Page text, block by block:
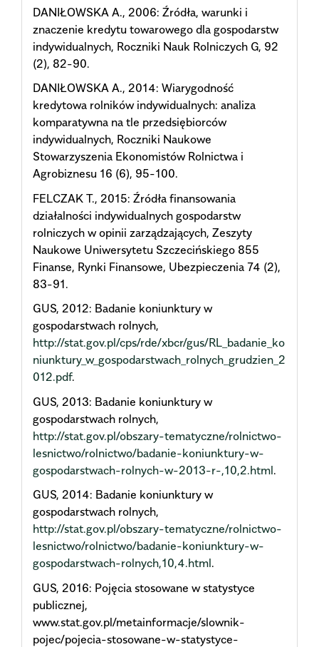
DANIŁOWSKA A., 2006: Źródła, warunki i
znaczenie kredytu towarowego dla gospodarstw
indywidualnych, Roczniki Nauk Rolniczych G, 92
(2), 82-90.
DANIŁOWSKA A., 2014: Wiarygodność
kredytowa rolników indywidualnych: analiza
komparatywna na tle przedsiębiorców
indywidualnych, Roczniki Naukowe
Stowarzyszenia Ekonomistów Rolnictwa i
Agrobiznesu 16 (6), 95-100.
FELCZAK T., 2015: Źródła finansowania
działalności indywidualnych gospodarstw
rolniczych w opinii zarządzających, Zeszyty
Naukowe Uniwersytetu Szczecińskiego 855
Finanse, Rynki Finansowe, Ubezpieczenia 74 (2),
83-91.
GUS, 2012: Badanie koniunktury w
gospodarstwach rolnych,
http://stat.gov.pl/cps/rde/xbcr/gus/RL_badanie_ko
niunktury_w_gospodarstwach_rolnych_grudzien_2
012.pdf.
GUS, 2013: Badanie koniunktury w
gospodarstwach rolnych,
http://stat.gov.pl/obszary-tematyczne/rolnictwo-
lesnictwo/rolnictwo/badanie-koniunktury-w-
gospodarstwach-rolnych-w-2013-r-,10,2.html.
GUS, 2014: Badanie koniunktury w
gospodarstwach rolnych,
http://stat.gov.pl/obszary-tematyczne/rolnictwo-
lesnictwo/rolnictwo/badanie-koniunktury-w-
gospodarstwach-rolnych,10,4.html.
GUS, 2016: Pojęcia stosowane w statystyce
publicznej,
www.stat.gov.pl/metainformacje/slownik-
pojec/pojecia-stosowane-w-statystyce-